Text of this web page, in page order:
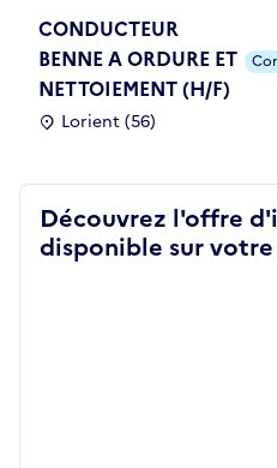
CONDUCTEUR
BENNE A ORDURE ET
NETTOIEMENT (H/F)
Lorient (56)
Découvrez l'offre
disponible sur